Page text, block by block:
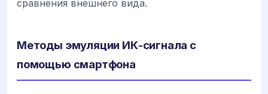
сравнения внешнего вида.
Методы эмуляции ИК-сигнала с
помощью смартфона